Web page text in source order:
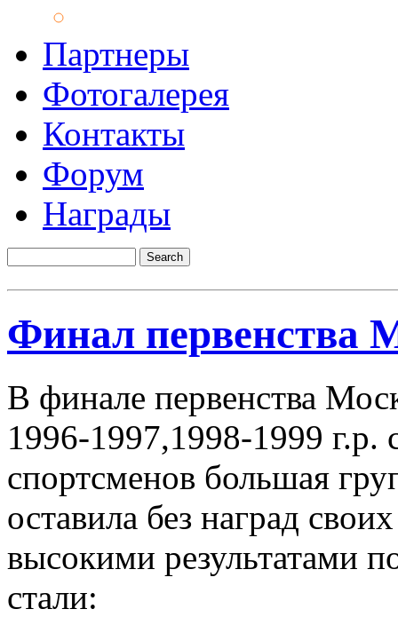
Партнеры
Фотогалерея
Контакты
Форум
Награды
Финал первенства
В финале первенства
1996-1997,1998-1999
спортсменов большая
оставила без наград
высокими результатами
стали: